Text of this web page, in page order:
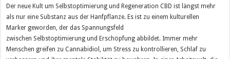
Der neue Kult um Selbstoptimierung und Regeneration CBD ist längst mehr
als nur eine Substanz aus der Hanfpflanze. Es ist zu einem kulturellen
Marker geworden, der das Spannungsfeld
zwischen Selbstoptimierung und Erschöpfung abbildet. Immer mehr
Menschen greifen zu Cannabidiol, um Stress zu kontrollieren, Schlaf zu